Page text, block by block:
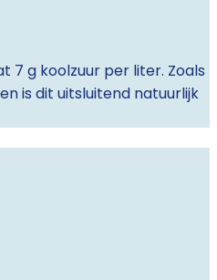
7 g koolzuur per liter. Zoals
is dit uitsluitend natuurlijk